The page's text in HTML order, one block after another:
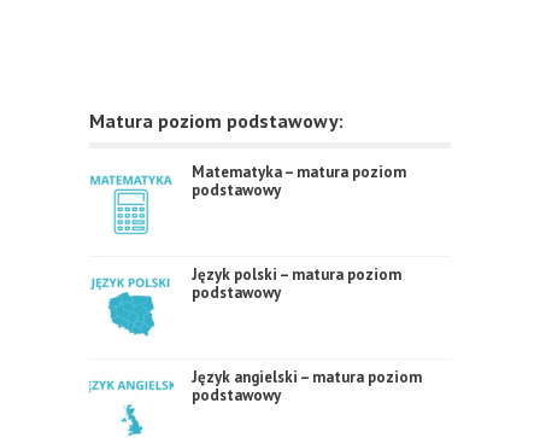
Matura poziom podstawowy:
Matematyka – matura poziom
podstawowy
Język polski – matura poziom
podstawowy
Język angielski – matura poziom
podstawowy